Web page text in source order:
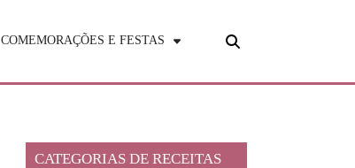
COMEMORAÇÕES E FESTAS
CATEGORIAS DE RECEITAS